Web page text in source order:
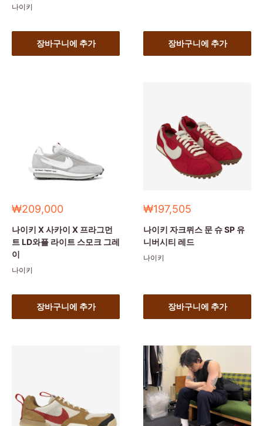
나이키
장바구니에 추가 장바구니에 추가
세
가
₩209,000
나이키 X 사카이 X 프라그먼
트 LD와플 라이트 스모크 그레
이
나이키
장바구니에 추가
세
가
₩197,505
나이키 자크뮈스 문 슈 SP 유
니버시티 레드
나이키
장바구니에 추가